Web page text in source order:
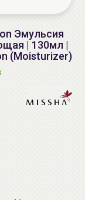
Эмульсия
| 130мл |
(Moisturizer)